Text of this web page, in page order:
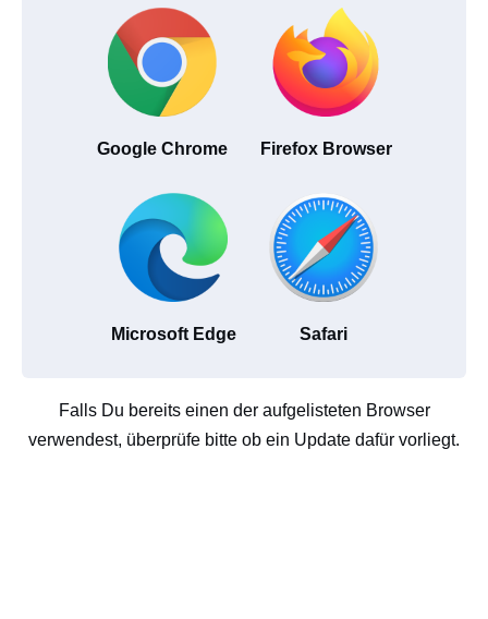
Google Chrome Firefox Browser
Microsoft Edge Safari
Falls Du bereits einen der aufgelisteten Browser
verwendest, überprüfe bitte ob ein Update dafür vorliegt.